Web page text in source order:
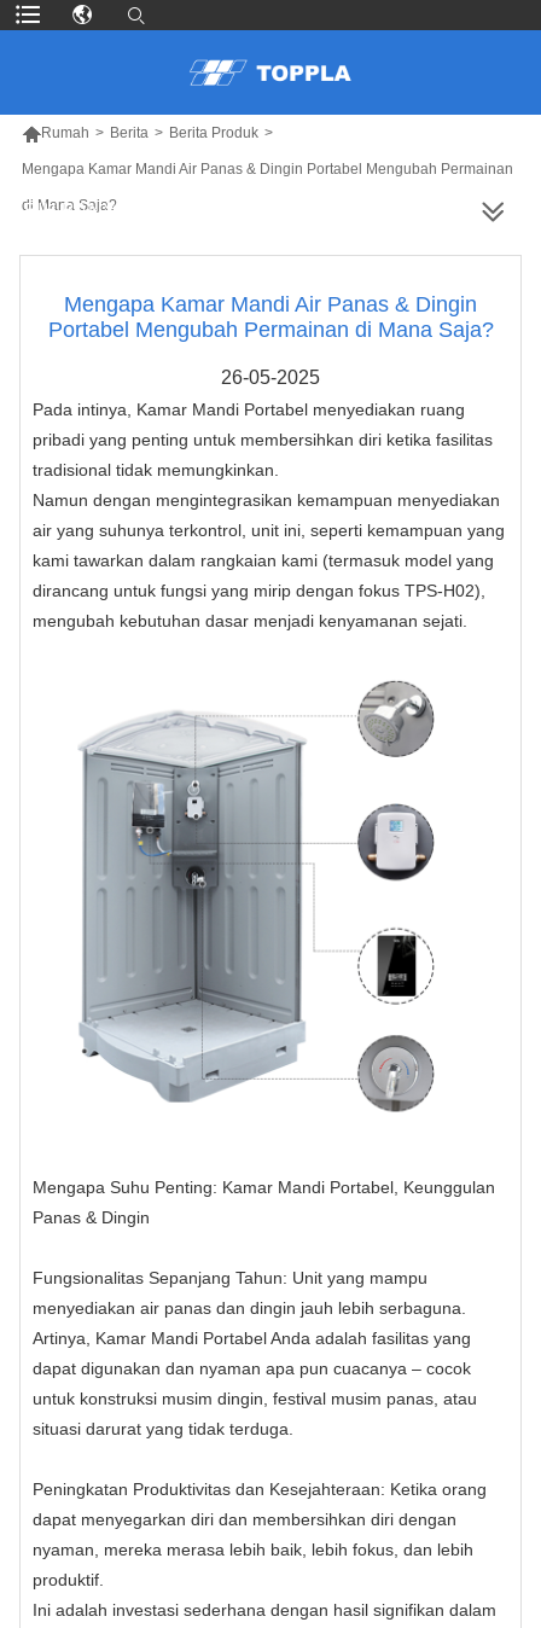
Rumah > Berita > Berita Produk >
Mengapa Kamar Mandi Air Panas & Dingin Portabel Mengubah Permainan
di Mana Saja?
LEBIH BANYAK PRODUK
Mengapa Kamar Mandi Air Panas & Dingin
Portabel Mengubah Permainan di Mana Saja?
26-05-2025
Pada intinya, Kamar Mandi Portabel menyediakan ruang
pribadi yang penting untuk membersihkan diri ketika fasilitas
tradisional tidak memungkinkan.
Namun dengan mengintegrasikan kemampuan menyediakan
air yang suhunya terkontrol, unit ini, seperti kemampuan yang
kami tawarkan dalam rangkaian kami (termasuk model yang
dirancang untuk fungsi yang mirip dengan fokus TPS-H02),
mengubah kebutuhan dasar menjadi kenyamanan sejati.
Mengapa Suhu Penting: Kamar Mandi Portabel, Keunggulan
Panas & Dingin
Fungsionalitas Sepanjang Tahun: Unit yang mampu
menyediakan air panas dan dingin jauh lebih serbaguna.
Artinya, Kamar Mandi Portabel Anda adalah fasilitas yang
dapat digunakan dan nyaman apa pun cuacanya – cocok
untuk konstruksi musim dingin, festival musim panas, atau
situasi darurat yang tidak terduga.
Peningkatan Produktivitas dan Kesejahteraan: Ketika orang
dapat menyegarkan diri dan membersihkan diri dengan
nyaman, mereka merasa lebih baik, lebih fokus, dan lebih
produktif.
Ini adalah investasi sederhana dengan hasil signifikan dalam